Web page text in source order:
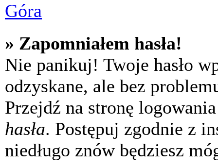
Góra
» Zapomniałem hasła!
Nie panikuj! Twoje hasło
odzyskane, ale bez
Przejdź na stronę
hasła. Postępuj zgodnie z
niedługo znów będziesz